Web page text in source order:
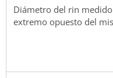
Diámetro del rin
extremo opuesto del